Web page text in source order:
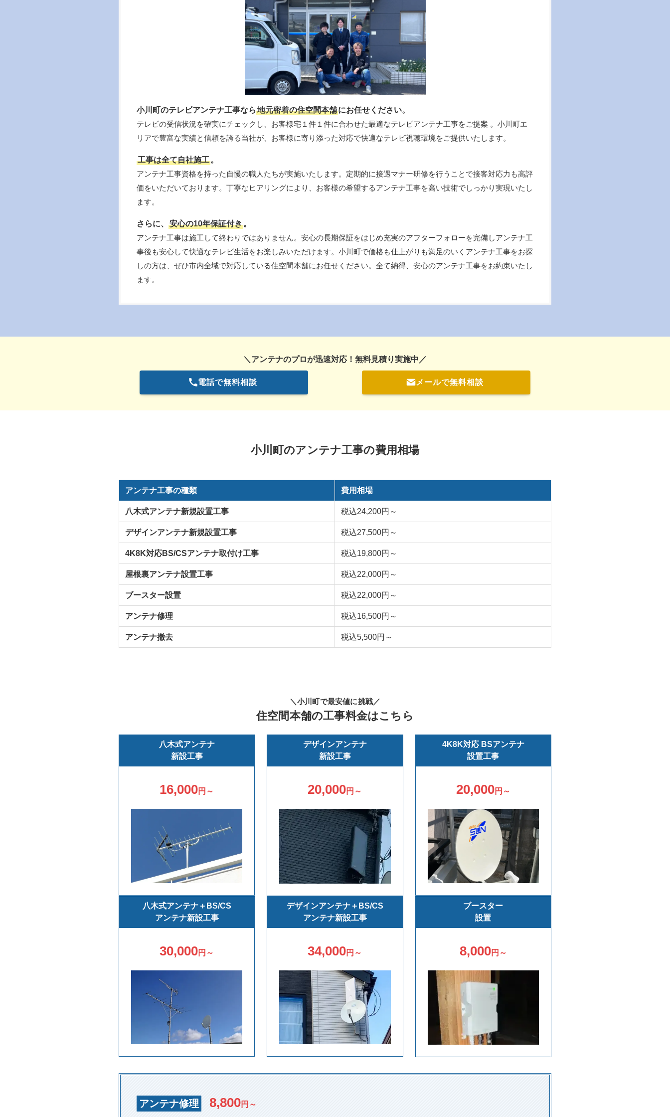
小川町のテレビアンテナ工事なら 地元密着の住空間本舗にお任せください。
テレビの受信状況を確実にチェックし、お客様宅１件１件に合わせた最適なテレビアンテナ工事をご提案 。小川町エ
リアで豊富な実績と信頼を誇る当社が、お客様に寄り添った対応で快適なテレビ視聴環境をご提供いたします。
工事は全て自社施工。
アンテナ工事資格を持った自慢の職人たちが実施いたします。定期的に接遇マナー研修を行うことで接客対応力も高評
価をいただいております。丁寧なヒアリングにより、お客様の希望するアンテナ工事を高い技術でしっかり実現いたし
ます。
さらに、 安心の10年保証付き。
アンテナ工事は施工して終わりではありません。安心の長期保証をはじめ充実のアフターフォローを完備しアンテナ工
事後も安心して快適なテレビ生活をお楽しみいただけます。小川町で価格も仕上がりも満足のいくアンテナ工事をお探
しの方は、ぜひ市内全域で対応している住空間本舗にお任せください。全て納得、安心のアンテナ工事をお約束いたし
ます。
＼ アンテナのプロが迅速対応 ！無料見積り実施中／
電話で無料相談 メールで無料相談
小川町のアンテナ工事の費用相場
アンテナ工事の種類 費用相場
八木式アンテナ新規設置工事 税込24,200円～
デザインアンテナ新規設置工事 税込27,500円～
4K8K対応BS/CSアンテナ取付け工事 税込19,800円～
屋根裏アンテナ設置工事 税込22,000円～
ブースター設置 税込22,000円～
アンテナ修理 税込16,500円～
アンテナ撤去 税込5,500円～
＼小川町で最安値に挑戦／
住空間本舗の工事料金はこちら
八木式アンテナ
新設工事
16,000円～
デザインアンテナ
新設工事
20,000円～
4K8K対応 BSアンテナ
設置工事
20,000円～
八木式アンテナ＋BS/CS
アンテナ新設工事
30,000円～
デザインアンテナ＋BS/CS
アンテナ新設工事
34,000円～
ブースター
設置
8,000円～
アンテナ修理 8,800円～